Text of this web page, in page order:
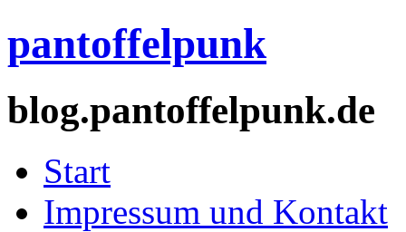
pantoffelpunk
blog.pantoffelpunk.de
Start
Impressum und Kontakt